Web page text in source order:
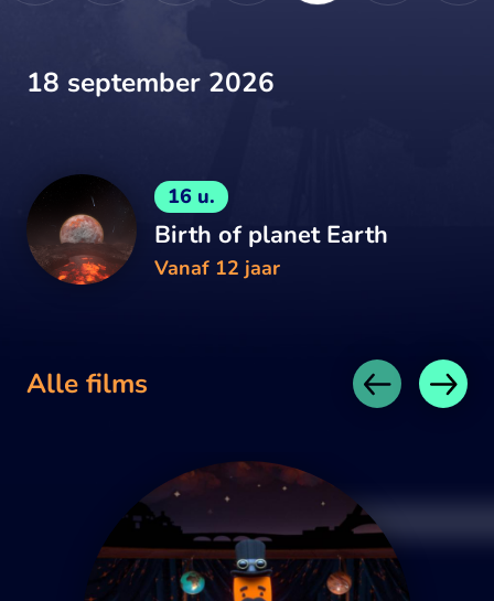
18 september 2026
16 u.
Birth of planet Earth
Vanaf 12 jaar
Alle films